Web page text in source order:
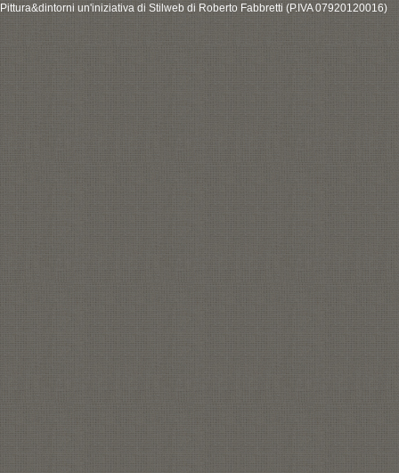
Pittura&dintorni un'iniziativa di Stilweb di Roberto Fabbretti (P.IVA 07920120016)